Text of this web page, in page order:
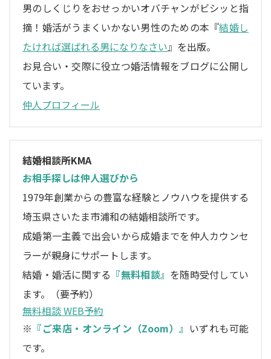
男のしくじりをおせっかいオバチャンがビシッと指
摘！婚活がうまくいかない男性のための本『結婚し
たければ選ばれる男になりなさい』を出版。
お見合い・交際に役立つ婚活情報をブログに公開し
ています。
仲人プロフィール
結婚相談所KMA
お相手探しは仲人選びから
1979年創業からの豊富な経験とノウハウを提供する
埼玉県さいたま市浦和の結婚相談所です。
成婚第一主義で出会いから成婚までを仲人カウンセ
ラーが親身にサポートします。
結婚・婚活に関する 『無料相談』 を随時受付してい
ます。（要予約）
無料相談 WEB予約
※ 『ご来店・オンライン（Zoom）』 いずれも可能
です。